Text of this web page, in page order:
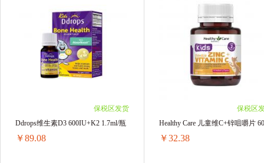
1盒 ￥105.61(￥105.61/单盒)
2盒 ￥204.02(￥102.01/单盒)
3盒 ￥302.43(￥100.81/单盒)
6盒 ￥597.66(￥99.61/单盒)
1瓶 ￥86.41(￥86.41/单瓶)
2瓶 ￥172.82(￥86.41/单瓶)
3瓶 ￥259.23(￥86.41/单瓶)
4瓶 ￥345.64(￥86.41/单瓶)
5瓶 ￥432.05(￥86.41/单瓶)
6瓶 ￥518.46(￥86.41/单瓶)
7瓶 ￥604.87(￥86.41/单瓶)
保税区发货
Ddrops维生素D3 600IU+K2 1.7ml/瓶
￥89.08
保税区
Healthy Care 儿童维C+锌咀嚼片
￥32.38